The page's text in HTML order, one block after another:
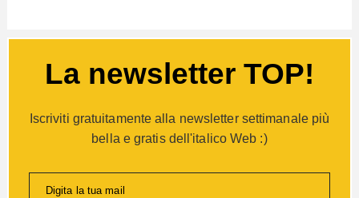
La newsletter TOP!
Iscriviti gratuitamente alla newsletter settimanale più
bella e gratis dell'italico Web :)
Digita la tua mail